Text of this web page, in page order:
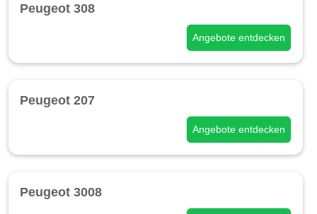
Peugeot 308
Angebote entdecken
Peugeot 207
Angebote entdecken
Peugeot 3008